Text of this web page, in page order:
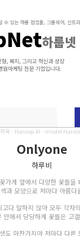
수 있는 하룹 협업툴, 그룹웨어, 인트
하룹넷
, 복지, 그리고 혁신과 성장
원마케팅 전문 기업입니다.
작곡 - Haroop AI - model
Onlyone
하루비
꽃가게 앞에서 다양한 꽃들을
과 모양으로 저마다 아름다
고다 말하지 않아 모두 각자
안에서 당당하게 꽃들은 고
도 마찬가지야 저마다 다른